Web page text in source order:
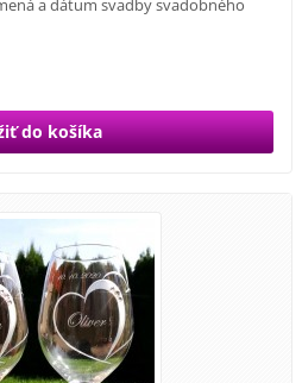
a dátum svadby svadobného